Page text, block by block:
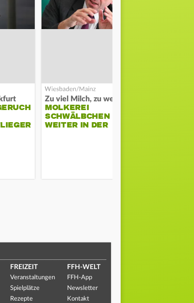
MOLKEREI
SCHWÄLBCHEN
WEITER IN DER
FREIZEIT
Veranstaltungen
Spielplätze
Rezepte
FFH-WELT
FFH-App
Newsletter
Kontakt